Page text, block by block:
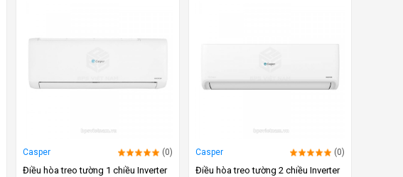
Casper (0)
Điều hòa treo tường 1 chiều Inverter
Casper (0)
Điều hòa treo tường 2 chiều Inverter